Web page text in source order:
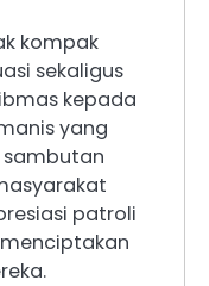
kompak
sekaligus
kepada
yang
patroli